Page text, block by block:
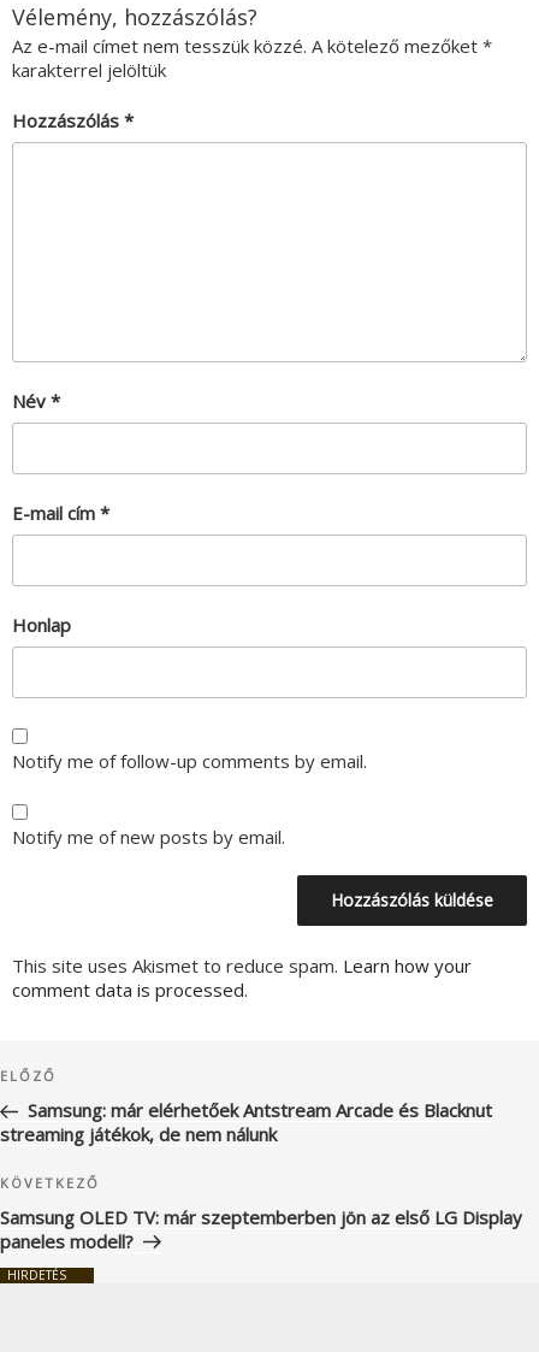
Vélemény, hozzászólás?
Az e-mail címet nem tesszük közzé. A kötelező mezőket *
karakterrel jelöltük
Hozzászólás *
Név *
E-mail cím *
Honlap
Notify me of follow-up comments by email.
Notify me of new posts by email.
This site uses Akismet to reduce spam. Learn how your
comment data is processed.
navigáció
Korábbi
bejegyzés
ELŐZŐ
Samsung: már elérhetőek Antstream Arcade és Blacknut
streaming játékok, de nem nálunk
Következő
bejegyzés
KÖVETKEZŐ
Samsung OLED TV: már szeptemberben jön az első LG Display
paneles modell?
HIRDETÉS